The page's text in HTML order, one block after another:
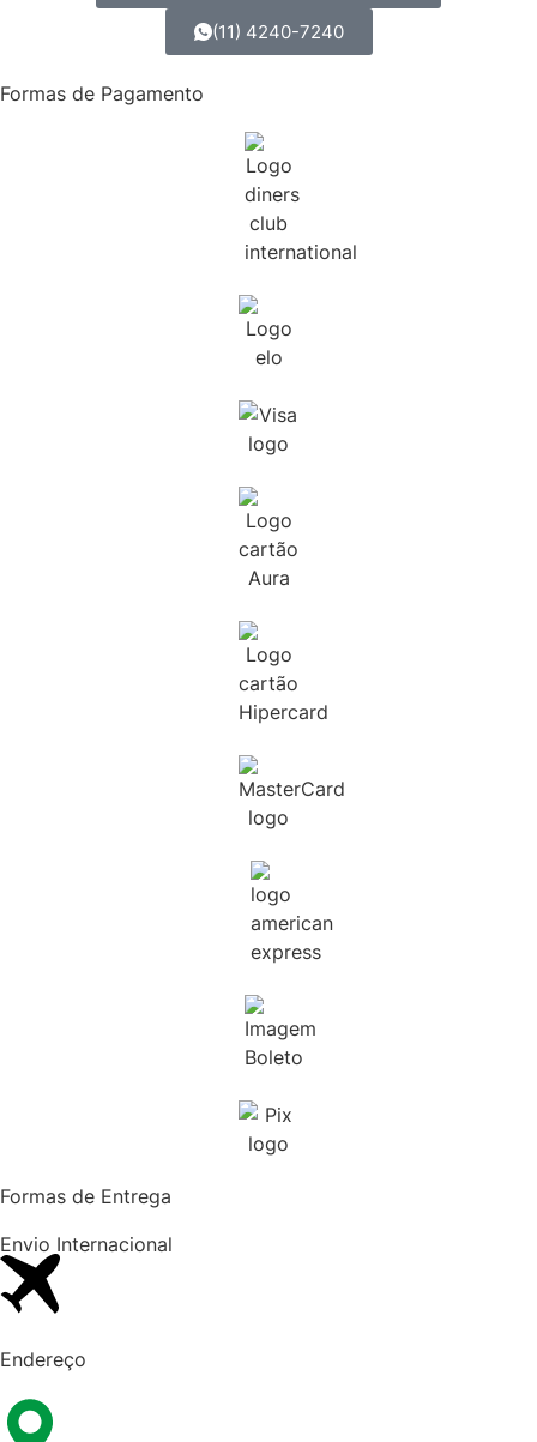
(11) 4240-7240
Formas de Pagamento
Formas de Entrega
Envio Internacional​
Endereço